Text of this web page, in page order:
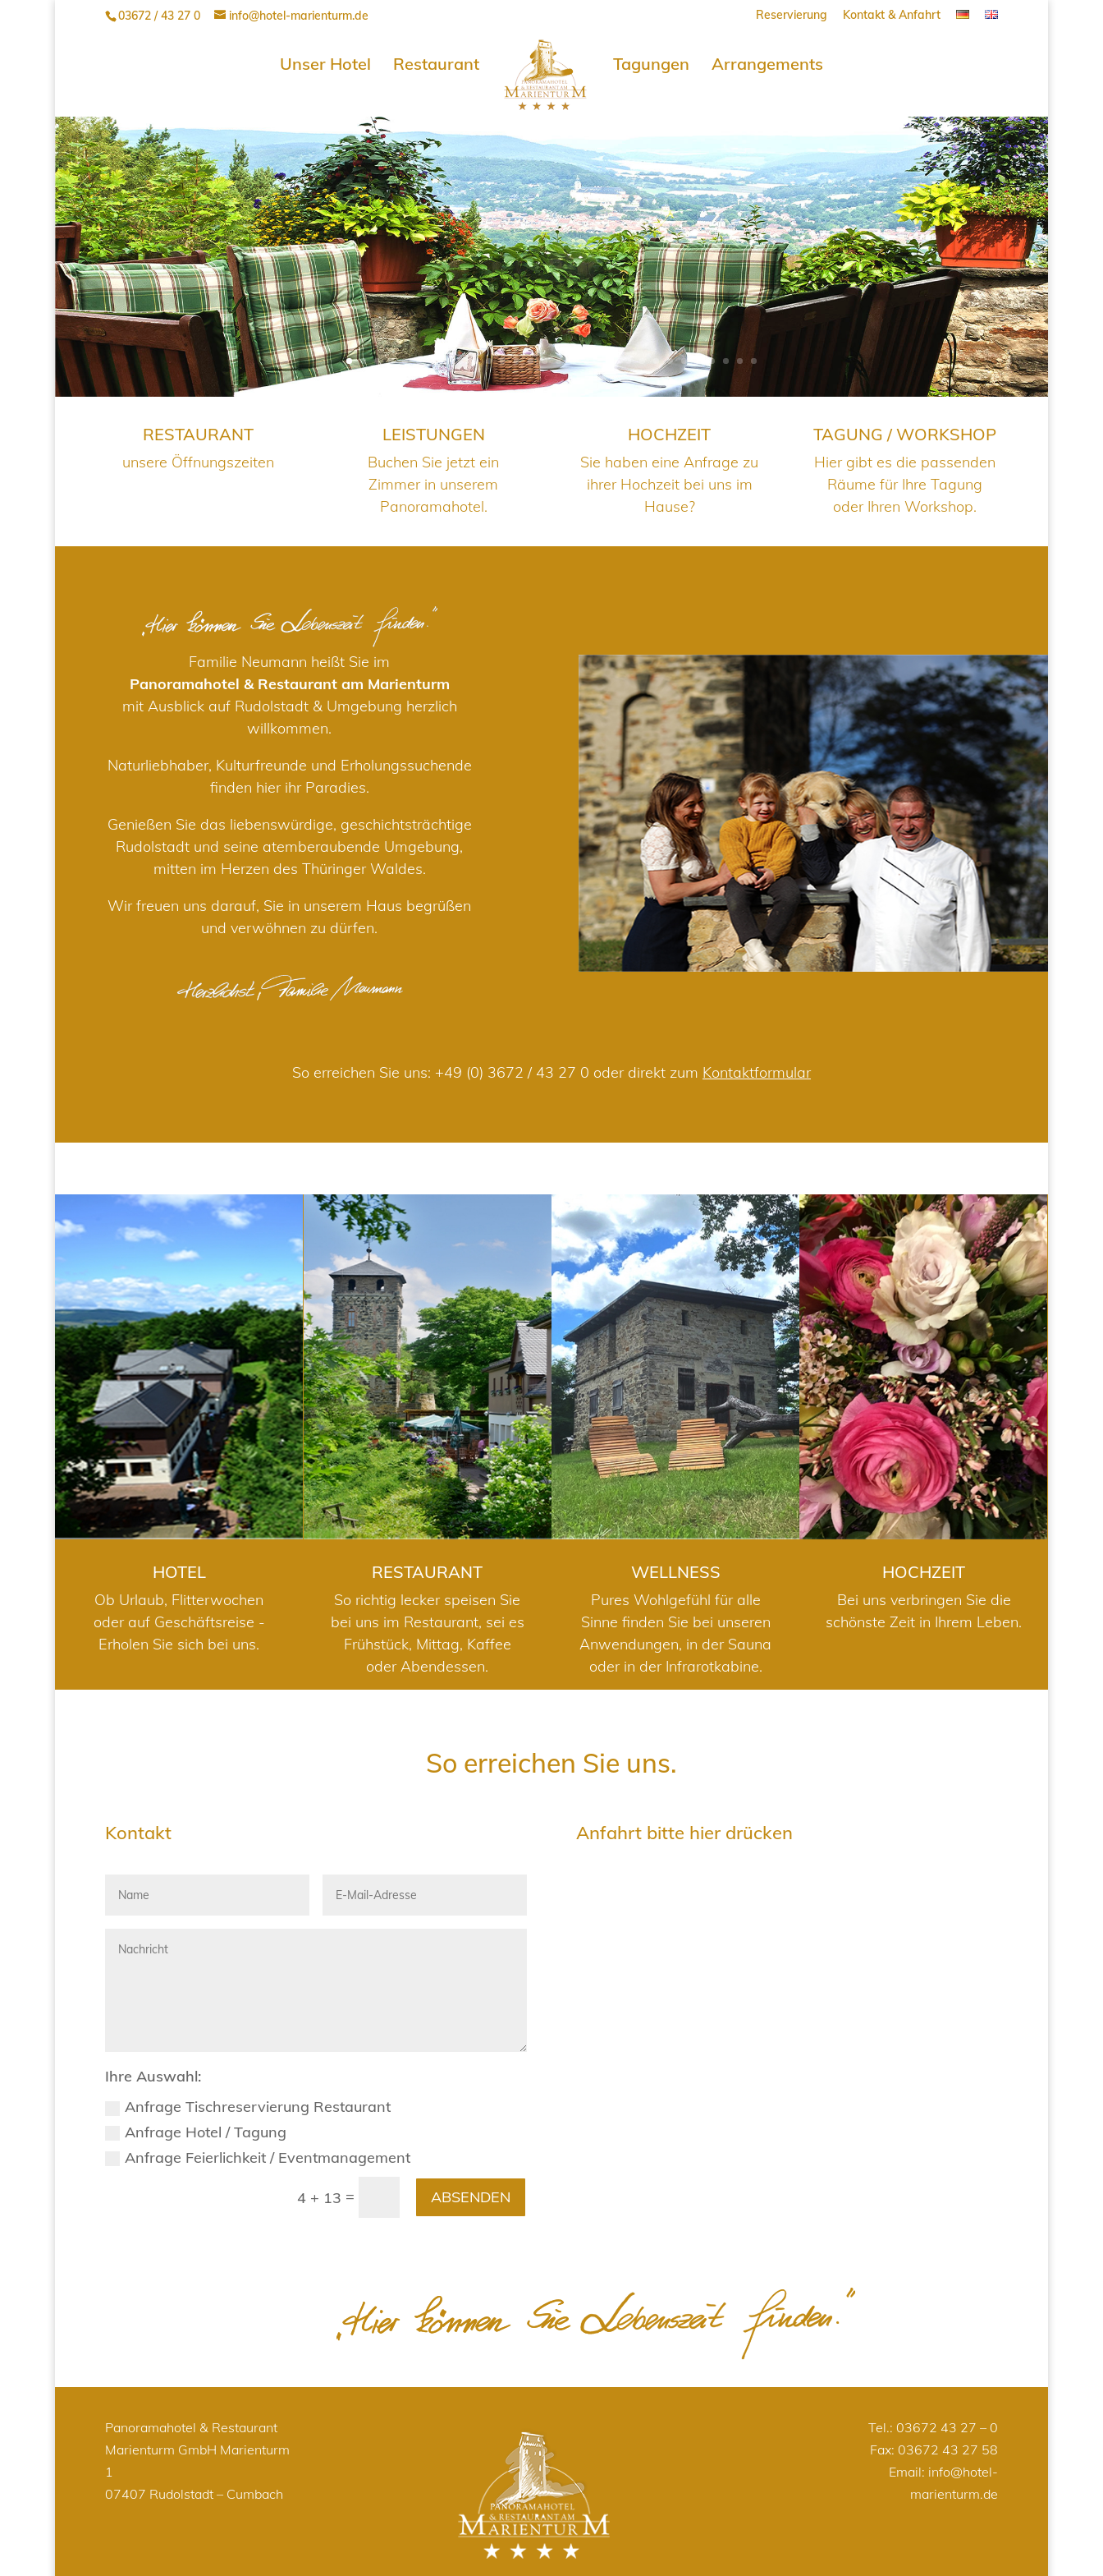
03672 / 43 27 0 info@hotel-marienturm.de Reservierung Kontakt & Anfahrt
Unser Hotel Restaurant Tagungen Arrangements
RESTAURANT
unsere Öffnungszeiten
LEISTUNGEN
Buchen Sie jetzt ein
Zimmer in unserem
Panoramahotel.
HOCHZEIT
Sie haben eine Anfrage zu
ihrer Hochzeit bei uns im
Hause?
TAGUNG / WORKSHOP
Hier gibt es die passenden
Räume für Ihre Tagung
oder Ihren Workshop.
Familie Neumann heißt Sie im
Panoramahotel & Restaurant am Marienturm
mit Ausblick auf Rudolstadt & Umgebung herzlich
willkommen.
Naturliebhaber, Kulturfreunde und Erholungssuchende
finden hier ihr Paradies.
Genießen Sie das liebenswürdige, geschichtsträchtige
Rudolstadt und seine atemberaubende Umgebung,
mitten im Herzen des Thüringer Waldes.
Wir freuen uns darauf, Sie in unserem Haus begrüßen
und verwöhnen zu dürfen.
So erreichen Sie uns: +49 (0) 3672 / 43 27 0 oder direkt zum Kontaktformular
HOTEL
HOTEL
Ob Urlaub, Flitterwochen
oder auf Geschäftsreise -
Erholen Sie sich bei uns.
RESTAURANT
RESTAURANT
So richtig lecker speisen Sie
bei uns im Restaurant, sei es
Frühstück, Mittag, Kaffee
oder Abendessen.
WELLNESS
WELLNESS
Pures Wohlgefühl für alle
Sinne finden Sie bei unseren
Anwendungen, in der Sauna
oder in der Infrarotkabine.
HOCHZEIT
HOCHZEIT
Bei uns verbringen Sie die
schönste Zeit in Ihrem Leben.
So erreichen Sie uns.
Kontakt
Ihre Auswahl:
Anfrage Tischreservierung Restaurant
Anfrage Hotel / Tagung
Anfrage Feierlichkeit / Eventmanagement
4 + 13 = ABSENDEN
Anfahrt bitte hier drücken
Panoramahotel & Restaurant
Marienturm GmbH Marienturm
1
07407 Rudolstadt – Cumbach
Tel.: 03672 43 27 – 0
Fax: 03672 43 27 58
Email: info@hotel-
marienturm.de